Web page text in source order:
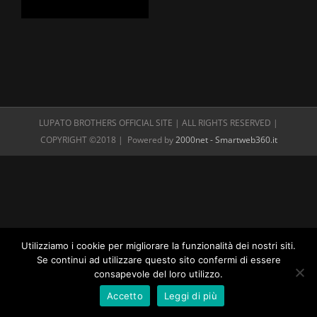
LUPATO BROTHERS OFFICIAL SITE | ALL RIGHTS RESERVED |
COPYRIGHT ©2018 | Powered by2000net - Smartweb360.it
Utilizziamo i cookie per migliorare la funzionalità dei nostri siti.
Se continui ad utilizzare questo sito confermi di essere
consapevole del loro utilizzo.
Accetto
Leggi di più